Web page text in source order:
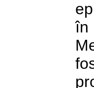
în